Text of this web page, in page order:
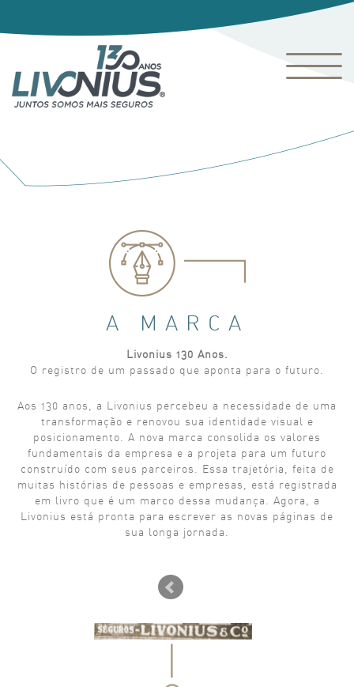
A MARCA
Livonius 130 Anos.
O registro de um passado que aponta para o futuro.
Aos 130 anos, a Livonius percebeu a necessidade de uma
transformação e renovou sua identidade visual e
posicionamento. A nova marca consolida os valores
fundamentais da empresa e a projeta para um futuro
construído com seus parceiros. Essa trajetória, feita de
muitas histórias de pessoas e empresas, está registrada
em livro que é um marco dessa mudança. Agora, a
Livonius está pronta para escrever as novas páginas de
sua longa jornada.